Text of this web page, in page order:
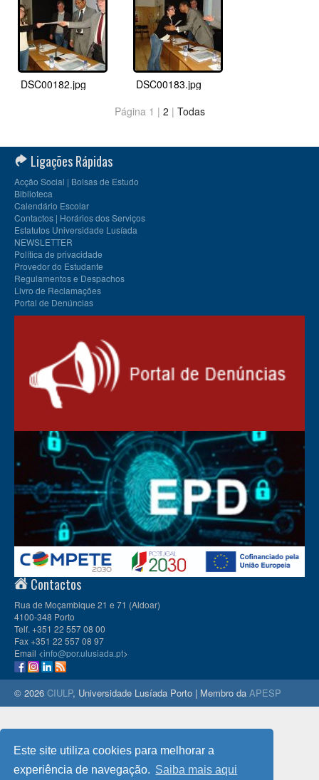
Este site utiliza cookies para melhorar a
experiência de navegação. Saiba mais aqui
DSC00182.jpg
DSC00183.jpg
Página 1 | 2 | Todas
Ligações Rápidas
Acção Social | Bolsas de Estudo
Biblioteca
Calendário Escolar
Contactos | Horários dos Serviços
Estatutos Universidade Lusíada
NEWSLETTER
Política de privacidade
Provedor do Estudante
Regulamentos e Despachos
Livro de Reclamações
Portal de Denúncias
Contactos
Rua de Moçambique 21 e 71 (Aldoar)
4100-348 Porto
Telf. +351 22 557 08 00
Fax +351 22 557 08 97
Email <info@por.ulusiada.pt>
© 2026 CIULP, Universidade Lusíada Porto | Membro da APESP